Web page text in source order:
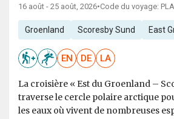
16 août - 25 août, 2026•Code du voyage:
Groenland Scoresby Sund East
EN DE LA
La croisière « Est du Groenland –
traverse le cercle polaire arctique
les eaux où vivent de nombreuses